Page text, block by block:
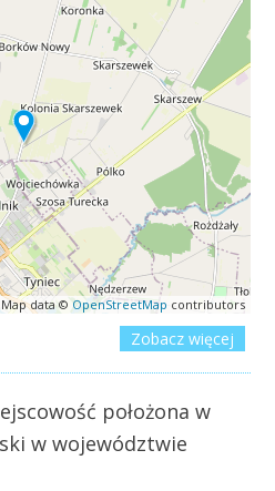
data © OpenStreetMap contributors
Zobacz więcej
położona w
w województwie